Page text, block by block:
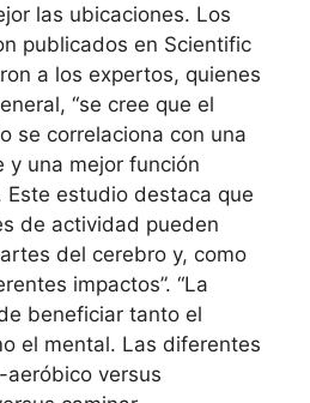
las ubicaciones. Los
publicados en Scientific
a los expertos, quienes
“se cree que el
se correlaciona con una
y una mejor función
Este estudio destaca que
de actividad pueden
del cerebro y, como
impactos”. “La
beneficiar tanto el
el mental. Las diferentes
versus